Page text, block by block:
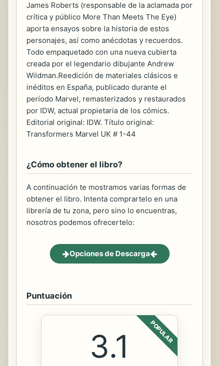
James Roberts (responsable de la aclamada por
crítica y público More Than Meets The Eye)
aporta ensayos sobre la historia de estos
personajes, así como anécdotas y recuerdos.
Todo empaquetado con una nueva cubierta
creada por el legendario dibujante Andrew
Wildman.Reedición de materiales clásicos e
inéditos en España, publicado durante el
período Marvel, remasterizados y restaurados
por IDW, actual propietaria de los cómics.
Editorial original: IDW. Título original:
Transformers Marvel UK # 1-44
¿Cómo obtener el libro?
A continuación te mostramos varias formas de
obtener el libro. Intenta comprartelo en una
librería de tu zona, pero sino lo encuentras,
nosotros podemos ofrecertelo:
Opciones de Descarga
Puntuación
POPULAR
3.1